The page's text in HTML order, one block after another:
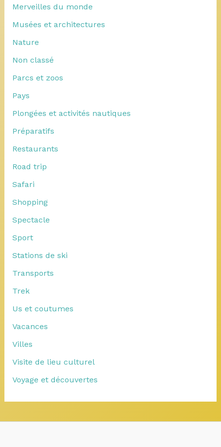
Merveilles du monde
Musées et architectures
Nature
Non classé
Parcs et zoos
Pays
Plongées et activités nautiques
Préparatifs
Restaurants
Road trip
Safari
Shopping
Spectacle
Sport
Stations de ski
Transports
Trek
Us et coutumes
Vacances
Villes
Visite de lieu culturel
Voyage et découvertes